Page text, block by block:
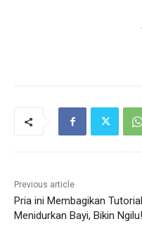
Previous article
Pria ini Membagikan Tutorial
Menidurkan Bayi, Bikin Ngilu!